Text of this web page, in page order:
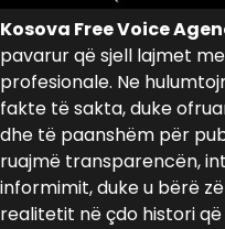
Kosova Free Voice
pavarur që sjell lajmet
profesionale. Ne
fakte të sakta, duke
dhe të paanshëm për
ruajmë transparencën,
informimit, duke u bërë
realitetit në çdo histori